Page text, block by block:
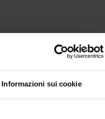
Informazioni sui cookie